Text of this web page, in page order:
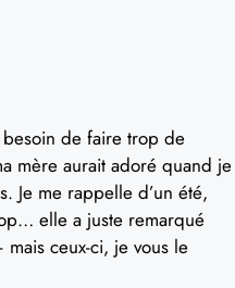
besoin de faire trop de
mère aurait adoré quand je
Je me rappelle d’un été,
elle a juste remarqué
ceux-ci, je vous le